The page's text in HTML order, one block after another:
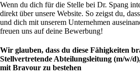
Wenn du dich für die Stelle bei Dr. Spang
direkt über unsere Website. So zeigst du,
und dich mit unserem Unternehmen
freuen uns auf deine Bewerbung!
Wir glauben, dass du diese Fähigkeiten
Stellvertretende Abteilungsleitung (m/w/
mit Bravour zu bestehen